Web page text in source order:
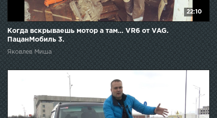
22:10
Когда вскрываешь мотор а там… VR6 от VAG.
ПацанМобиль 3.
Яковлев Миша